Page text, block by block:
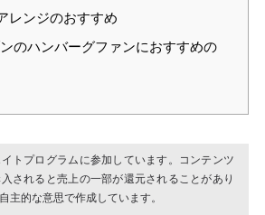
レンジのおすすめ
のハンバーグファンにおすすめの
トプログラムに参加しています。コンテンツ
されると売上の一部が還元されることがあり
主的な意思で作成しています。